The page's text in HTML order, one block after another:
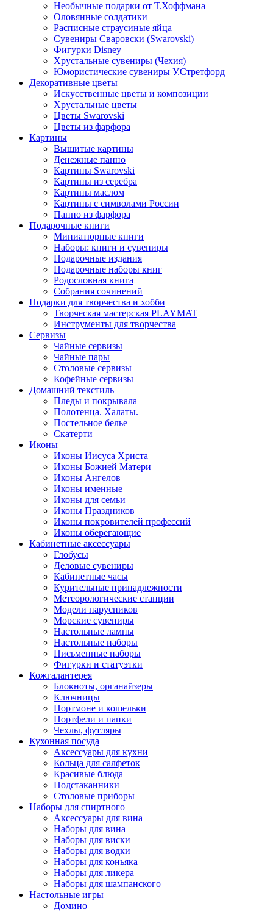
Необычные подарки от Т.Хоффмана
Оловянные солдатики
Расписные страусиные яйца
Сувениры Сваровски (Swarovski)
Фигурки Disney
Хрустальные сувениры (Чехия)
Юмористические сувениры У.Стретфорд
Декоративные цветы
Искусственные цветы и композиции
Хрустальные цветы
Цветы Swarovski
Цветы из фарфора
Картины
Вышитые картины
Денежные панно
Картины Swarovski
Картины из серебра
Картины маслом
Картины с символами России
Панно из фарфора
Подарочные книги
Миниатюрные книги
Наборы: книги и сувениры
Подарочные издания
Подарочные наборы книг
Родословная книга
Собрания сочинений
Подарки для творчества и хобби
Творческая мастерская PLAYMAT
Инструменты для творчества
Cервизы
Чайные сервизы
Чайные пары
Столовые сервизы
Кофейные сервизы
Домашний текстиль
Пледы и покрывала
Полотенца. Халаты.
Постельное белье
Скатерти
Иконы
Иконы Иисуса Христа
Иконы Божией Матери
Иконы Ангелов
Иконы именные
Иконы для семьи
Иконы Праздников
Иконы покровителей профессий
Иконы оберегающие
Кабинетные аксессуары
Глобусы
Деловые сувениры
Кабинетные часы
Курительные принадлежности
Метеорологические станции
Модели парусников
Морские сувениры
Настольные лампы
Настольные наборы
Письменные наборы
Фигурки и статуэтки
Кожгалантерея
Блокноты, органайзеры
Ключницы
Портмоне и кошельки
Портфели и папки
Чехлы, футляры
Кухонная посуда
Аксессуары для кухни
Кольца для салфеток
Красивые блюда
Подстаканники
Столовые приборы
Наборы для спиртного
Аксессуары для вина
Наборы для вина
Наборы для виски
Наборы для водки
Наборы для коньяка
Наборы для ликера
Наборы для шампанского
Настольные игры
Домино